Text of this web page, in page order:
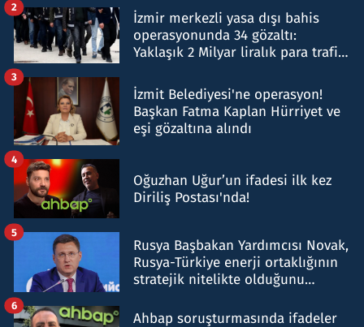
İzmir merkezli yasa dışı bahis
operasyonunda 34 gözaltı:
Yaklaşık 2 Milyar liralık para trafiği
2
İzmit Belediyesi'ne operasyon!
Başkan Fatma Kaplan Hürriyet ve
eşi gözaltına alındı
3
Oğuzhan Uğur’un ifadesi ilk kez
Diriliş Postası'nda!
4
Rusya Başbakan Yardımcısı Novak,
Rusya-Türkiye enerji ortaklığının
stratejik nitelikte olduğunu
5
Ahbap soruşturmasında ifadeler
6